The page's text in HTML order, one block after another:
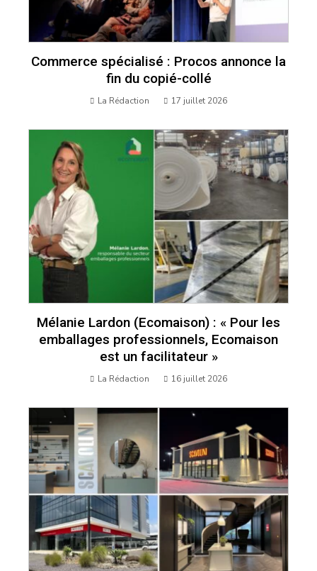
Commerce spécialisé : Procos annonce la
fin du copié-collé
La Rédaction 17 juillet 2026
Mélanie Lardon (Ecomaison) : « Pour les
emballages professionnels, Ecomaison
est un facilitateur »
La Rédaction 16 juillet 2026